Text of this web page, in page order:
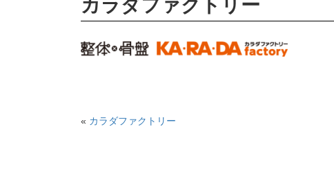
カラダファクトリー
« カラダファクトリー